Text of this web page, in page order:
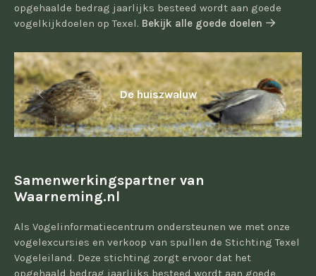
opgehaalde bedrag jaarlijks besteed wordt aan goede
vogelkijkdoelen op Texel. Bekijk alle goede doelen
De huiszwaluw
Samenwerkingspartner van
Waarneming.nl
Als Vogelinformatiecentrum ondersteunen we met onze
vogelexcursies en verkoop van spullen de Stichting Texel
Vogeleiland. Deze stichting zorgt ervoor dat het
opgehaald bedrag jaarlijks besteed wordt aan goede